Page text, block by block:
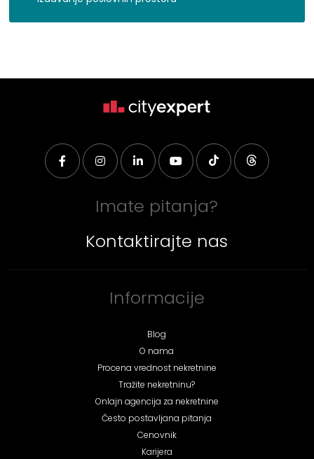
Imate pitanja?
Kontaktirajte nas
Informacije
Blog
O nama
Procena vrednost nekretnine
Tražite nekretninu?
Onlajn agencija za nekretnine
Često postavljana pitanja
Cenovnik
Karijera